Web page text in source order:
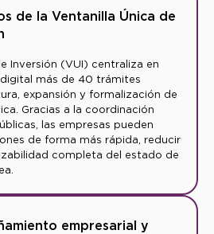
de la Ventanilla Única de
Inversión (VUI) centraliza en
más de 40 trámites
expansión y formalización de
Gracias a la coordinación
las empresas pueden
de forma más rápida, reducir
completa del estado de
empresarial y